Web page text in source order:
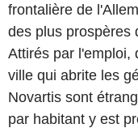
frontalière de
des plus prospères
Attirés par l'emploi,
ville qui abrite les
Novartis sont
par habitant y est